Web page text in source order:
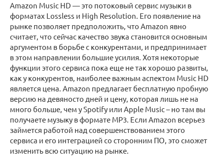
Amazon Music HD — это потоковый сервис музыки в
форматах Lossless и High Resolution. Его появление на
рынке позволяет предположить, что Amazon явно
считает, что сейчас качество звука становится основным
аргументом в борьбе с конкурентами, и предпринимает
в этом направлении большие усилия. Хотя некоторые
функции этого сервиса пока еще не так хорошо развиты,
как у конкурентов, наиболее важным аспектом Music HD
является цена. Amazon предлагает бесплатную пробную
версию на девяносто дней и цену, которая лишь не на
много больше, чем у Spotify или Apple Music – но там вы
получаете музыку в формате MP3. Если Amazon всерьез
займется работой над совершенствованием этого
сервиса и его интеграцией со сторонним ПО, это сможет
изменить всю ситуацию на рынке.